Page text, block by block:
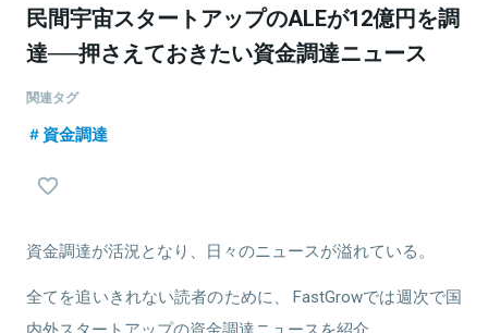
民間宇宙スタートアップのALEが12億円を調
達──押さえておきたい資金調達ニュース
関連タグ
資金調達
資金調達が活況となり、日々のニュースが溢れている。
全てを追いきれない読者のために、 FastGrowでは週次で国